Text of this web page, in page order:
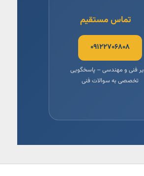
تماس مستقیم
۰۹۱۲۲۷۰۶۸۰۸
فنی و مهندسی – پاسخگویی
تخصصی به سوالات فنی